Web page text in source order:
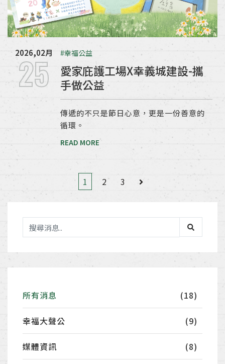
所有消息 (18)
幸福大聲公 (9)
媒體資訊 (8)
2026,02月
25 #幸福公益
愛家庇護工場X幸義城建設-攜
手做公益
傳遞的不只是節日心意，更是一份善意的
循環。
READ MORE
1 2 3